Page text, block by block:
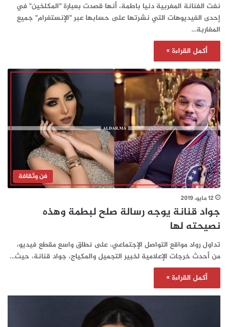
نفت الفنانة المغربية دنيا باطمة، أنها قصدت بعبارة "المكلخين" في
إحدى الفيديوهات التي نشرتها على حسابها عبر "الإنستغرام" جميع
المغاربة…
أكمل القراءة »
فن وثقافة
12 مايو، 2019
جواد قنانة يوجه رسالة صلح لبطمة وهذه
نصيحته لها
تداول رواد مواقع التواصل الإجتماعي، على نطاق واسع مقطع فيديو،
من أحدث خرجات الإعلامية لخبير التجميل والمكياج، جواد قنانة، حيث…
أكمل القراءة »